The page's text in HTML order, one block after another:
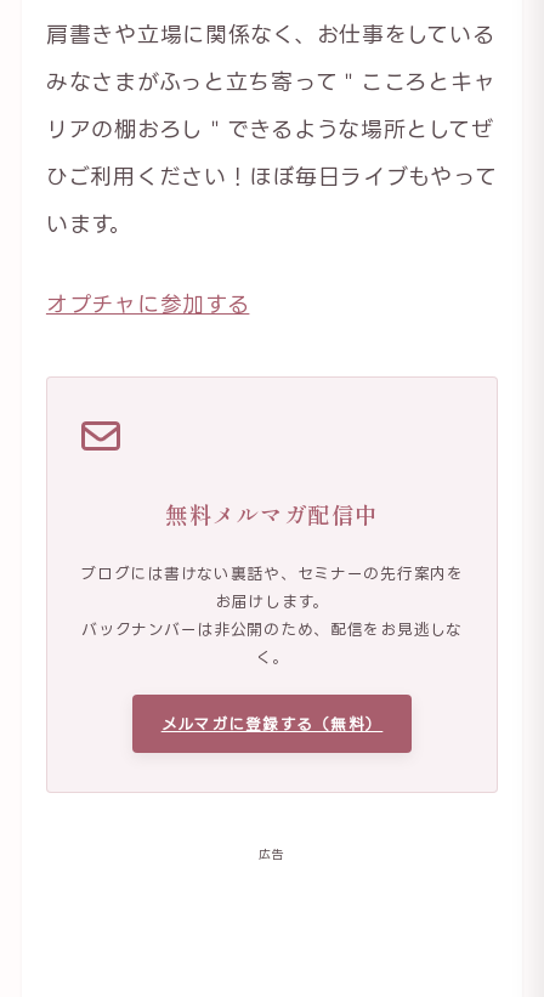
肩書きや立場に関係なく、お仕事をしている
みなさまがふっと立ち寄って＂こころとキャ
リアの棚おろし＂できるような場所としてぜ
ひご利用ください！ほぼ毎日ライブもやって
います。
オプチャに参加する
無料メルマガ配信中
ブログには書けない裏話や、セミナーの先行案内を
お届けします。
バックナンバーは非公開のため、配信をお見逃しな
く。
メルマガに登録する（無料）
広告